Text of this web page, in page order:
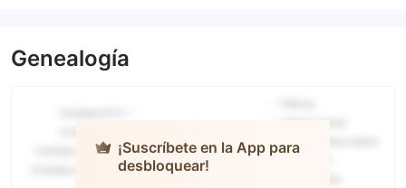
Genealogía
¡Suscríbete en la App para
desbloquear!
DeltaFX